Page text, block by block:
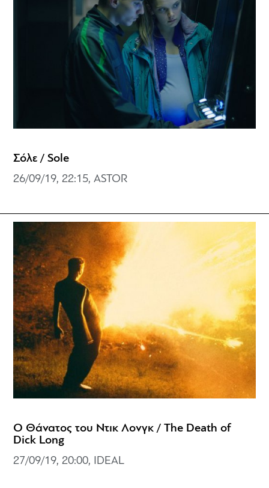
Σόλε / Sole
26/09/19, 22:15, ASTOR
Ο Θάνατος του Ντικ Λονγκ / The Death of
Dick Long
27/09/19, 20:00, IDEAL